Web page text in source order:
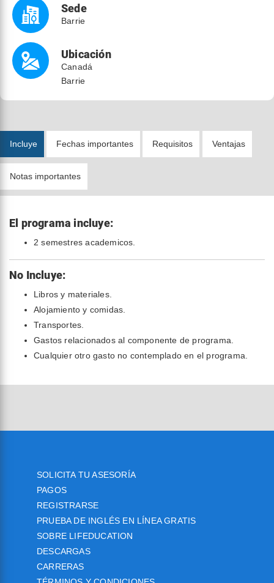
Sede
Barrie
Ubicación
Canadá
Barrie
Incluye Fechas importantes Requisitos Ventajas
Notas importantes
El programa incluye:
2 semestres academicos.
No Incluye:
Libros y materiales.
Alojamiento y comidas.
Transportes.
Gastos relacionados al componente de programa.
Cualquier otro gasto no contemplado en el programa.
SOLICITA TU ASESORÍA
PAGOS
REGISTRARSE
PRUEBA DE INGLÉS EN LÍNEA GRATIS
SOBRE LIFEDUCATION
DESCARGAS
CARRERAS